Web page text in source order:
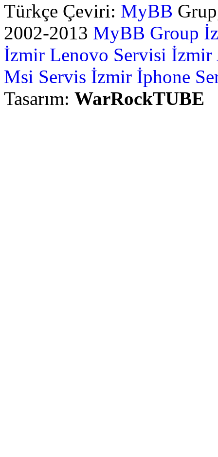
Türkçe Çeviri: MyBB
2002-2013 MyBB Group
İzmir Lenovo Servisi İzmir
Msi Servis İzmir İphone
Tasarım: WarRockTUBE